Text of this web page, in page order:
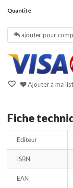
Quantité
ajouter pour
Ajouter à ma
Fiche
Editeur
ISBN
EAN